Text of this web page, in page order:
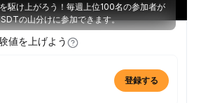
駆け上がろう！毎週上位100名の参加者が
の山分けに参加できます。
値を上げよう
登録する